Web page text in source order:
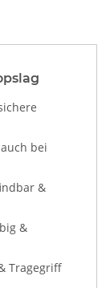
bei
&
&
Tragegriff